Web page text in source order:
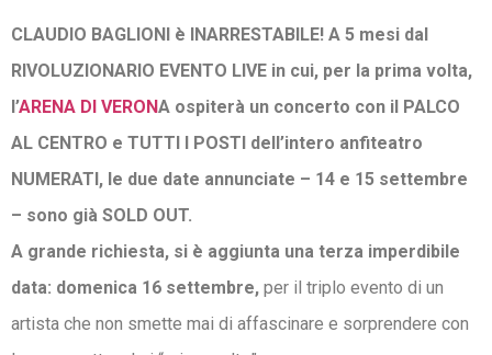
CLAUDIO BAGLIONI è INARRESTABILE! A 5 mesi dal
RIVOLUZIONARIO EVENTO LIVE in cui, per la prima volta,
l’ARENA DI VERONA ospiterà un concerto con il PALCO
AL CENTRO e TUTTI I POSTI dell’intero anfiteatro
NUMERATI, le due date annunciate – 14 e 15 settembre
– sono già SOLD OUT.
A grande richiesta, si è aggiunta una terza imperdibile
data: domenica 16 settembre, per il triplo evento di un
artista che non smette mai di affascinare e sorprendere con